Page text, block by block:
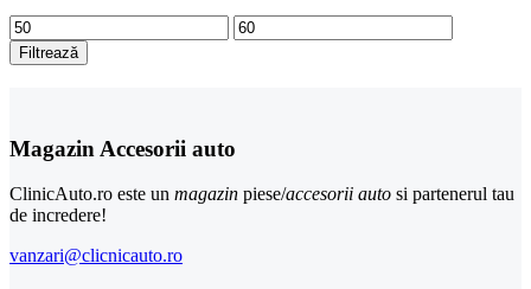
Preț
minim
Preț
maxim
Filtrează
Magazin Accesorii auto
ClinicAuto.ro este un magazin piese/accesorii auto si partenerul tau
de incredere!
vanzari@clicnicauto.ro